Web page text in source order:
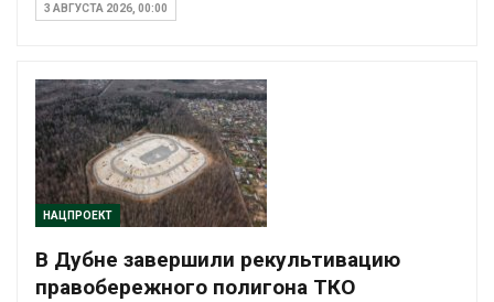
3 АВГУСТА 2026, 00:00
НАЦПРОЕКТ
В Дубне завершили рекультивацию
правобережного полигона ТКО